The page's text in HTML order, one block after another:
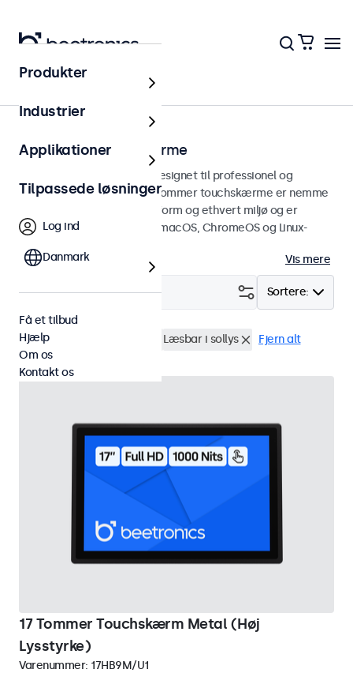
Touchskærme
17 tommer touchskærme
17 tommer touchskærme designet til professionel og
kontinuerlig brug. Disse 17-tommer touchskærme er nemme
at integrere i enhver brugsform og ethvert miljø og er
kompatible med Windows, macOS, ChromeOS og Linux-
Vis mere
Sortere:
Filter (1)
17 tommer touchskærme Læsbar i sollys Fjern alt
17 Tommer Touchskærm Metal (Høj
Lysstyrke)
Varenummer: 17HB9M/U1
Produkter
Industrier
Applikationer
Tilpassede løsninger
Log ind
Danmark
Få et tilbud
Hjælp
Om os
Kontakt os